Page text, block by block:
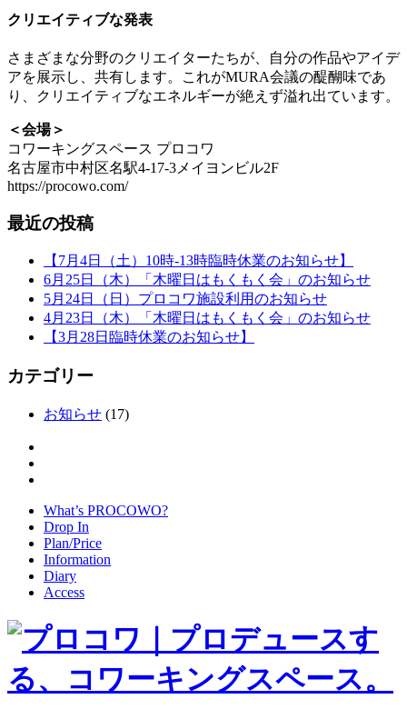
クリエイティブな発表
さまざまな分野のクリエイターたちが、自分の作品やアイデ
アを展示し、共有します。これがMURA会議の醍醐味であ
り、クリエイティブなエネルギーが絶えず溢れ出ています。
＜会場＞
コワーキングスペース プロコワ
名古屋市中村区名駅4-17-3メイヨンビル2F
https://procowo.com/
最近の投稿
【7月4日（土）10時-13時臨時休業のお知らせ】
6月25日（木）「木曜日はもくもく会」のお知らせ
5月24日（日）プロコワ施設利用のお知らせ
4月23日（木）「木曜日はもくもく会」のお知らせ
【3月28日臨時休業のお知らせ】
カテゴリー
お知らせ (17)
What’s PROCOWO?
Drop In
Plan/Price
Information
Diary
Access